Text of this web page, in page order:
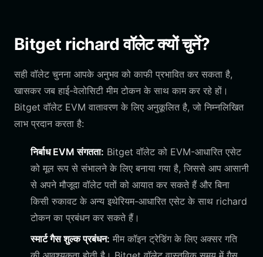
Bitget richard वॉलेट क्यों चुनें?
सही वॉलेट चुनना आपके अनुभव को काफी प्रभावित कर सकता है,
खासकर जब हाई-वेलोसिटी मीम टोकन के साथ काम कर रहे हों।
Bitget वॉलेट EVM वातावरण के लिए अनुकूलित है, जो निम्नलिखित
लाभ प्रदान करता है:
निर्बाध EVM संगतता: Bitget वॉलेट को EVM-आधारित एसेट
को मूल रूप से संभालने के लिए बनाया गया है, जिससे आप आसानी
से अपने मौजूदा वॉलेट पतों को आयात कर सकते हैं और बिना
किसी रुकावट के अन्य इथेरियम-आधारित एसेट के साथ richard
टोकन का प्रबंधन कर सकते हैं।
स्मार्ट गैस शुल्क प्रबंधन: मीम कॉइन ट्रेडिंग के लिए अक्सर गति